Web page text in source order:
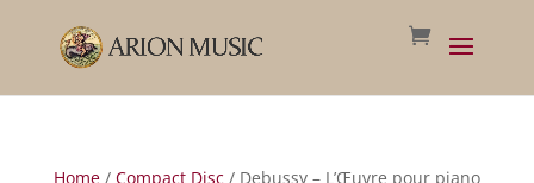
Home/ Compact Disc/ Debussy – L’Œuvre pour piano